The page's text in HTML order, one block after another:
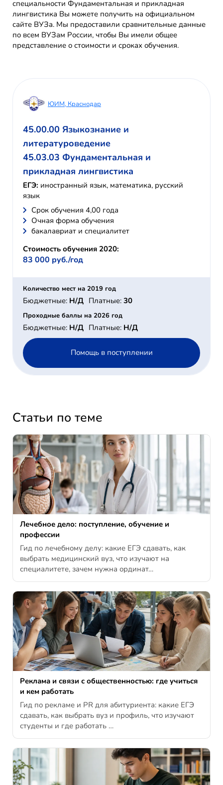
специальности Фундаментальная и прикладная
лингвистика Вы можете получить на официальном
сайте ВУЗа. Мы предоставили сравнительные данные
по всем ВУЗам России, чтобы Вы имели общее
представление о стоимости и сроках обучения.
ЮИМ, Краснодар
45.00.00 Языкознание и
литературоведение
45.03.03 Фундаментальная и
прикладная лингвистика
ЕГЭ: иностранный язык, математика, русский
язык
Cрок обучения 4,00 года
Очная форма обучения
бакалавриат и специалитет
Стоимость обучения 2020:
83 000 руб./год
Количество мест на 2019 год
Бюджетные: Н/Д Платные: 30
Проходные баллы на 2026 год
Бюджетные: Н/Д Платные: Н/Д
Помощь в поступлении
Статьи по теме
Лечебное дело: поступление, обучение и
профессии
Гид по лечебному делу: какие ЕГЭ сдавать, как
выбрать медицинский вуз, что изучают на
специалитете, зачем нужна ординат…
Реклама и связи с общественностью: где учиться
и кем работать
Гид по рекламе и PR для абитуриента: какие ЕГЭ
сдавать, как выбрать вуз и профиль, что изучают
студенты и где работать …